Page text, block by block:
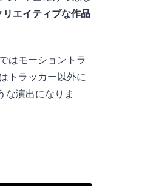
エイティブな作品
はモーショントラ
トラッカー以外に
な演出になりま